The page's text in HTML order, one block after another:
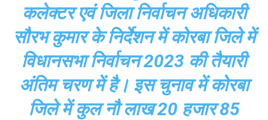
कलेक्टर एवं जिला निर्वाचन अधिकारी
सौरभ कुमार के निर्देशन में कोरबा जिले में
विधानसभा निर्वाचन 2023 की तैयारी
अंतिम चरण में है। इस चुनाव में कोरबा
जिले में कुल नौ लाख 20 हजार 85